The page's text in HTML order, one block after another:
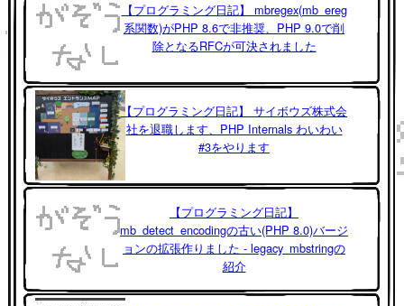
【プログラミング日記】 mbregex(mb_ereg
系関数)がPHP 8.6で非推奨、PHP 9.0で削
除となるRFCが可決されました
【プログラミング日記】 サイボウズ株式会
社を退職します、PHP Internals わいわい
#3をやります
【プログラミング日記】
mb_detect_encodingの古い(PHP 8.0)バージ
ョンの拡張作りました - legacy_mbstringの
紹介